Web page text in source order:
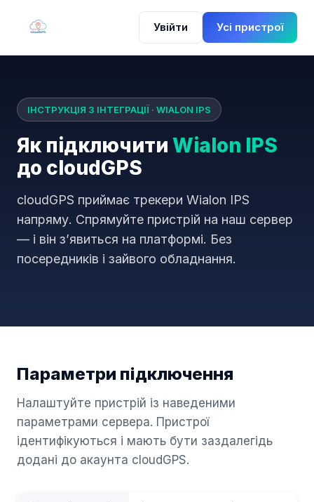
Увійти Усі пристрої
ІНСТРУКЦІЯ З ІНТЕГРАЦІЇ · WIALON IPS
Як підключити Wialon IPS
до cloudGPS
cloudGPS приймає трекери Wialon IPS
напряму. Спрямуйте пристрій на наш сервер
— і він зʼявиться на платформі. Без
посередників і зайвого обладнання.
Параметри підключення
Налаштуйте пристрій із наведеними
параметрами сервера. Пристрої
ідентифікуються і мають бути заздалегідь
додані до акаунта cloudGPS.